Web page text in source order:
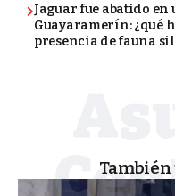
Jaguar fue abatido
Guayaramerín: ¿qué
presencia de fauna